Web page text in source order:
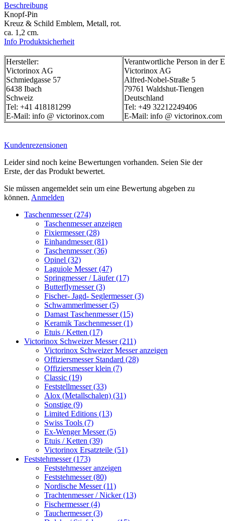
Beschreibung
Knopf-Pin
Kreuz & Schild Emblem, Metall, rot.
ca. 1,2 cm.
Info Produktsicherheit
Hersteller:
Victorinox AG
Schmiedgasse 57
6438 Ibach
Schweiz
Tel: +41 418181299
E-Mail: info @ victorinox.com
Verantwortliche Person in der
Victorinox AG
Alfred-Nobel-Straße 5
79761 Waldshut-Tiengen
Deutschland
Tel: +49 32212249406
E-Mail: info @ victorinox.com
Kundenrezensionen
Leider sind noch keine Bewertungen vorhanden. Seien Sie der
Erste, der das Produkt bewertet.
Sie müssen angemeldet sein um eine Bewertung abgeben zu
können. Anmelden
Taschenmesser (274)
Taschenmesser anzeigen
Fixiermesser (28)
Einhandmesser (81)
Taschenmesser (36)
Opinel (32)
Laguiole Messer (47)
Springmesser / Läufer (17)
Butterflymesser (3)
Fischer- Jagd- Seglermesser (3)
Schwammerlmesser (5)
Damast Taschenmesser (15)
Keramik Taschenmesser (1)
Etuis / Ketten (17)
Victorinox Schweizer Messer (211)
Victorinox Schweizer Messer anzeigen
Offiziersmesser Standard (28)
Offiziersmesser klein (7)
Classic (19)
Feststellmesser (33)
Alox (Metallschalen) (31)
Sonstige (9)
Limited Editions (13)
Swiss Tools (7)
Ex-Wenger Messer (5)
Etuis / Ketten (39)
Victorinox Ersatzteile (51)
Feststehmesser (173)
Feststehmesser anzeigen
Feststehmesser (80)
Nordische Messer (11)
Trachtenmesser / Nicker (13)
Fischermesser (4)
Tauchermesser (3)